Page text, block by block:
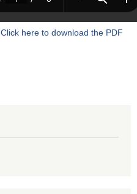
Click here to download the PDF